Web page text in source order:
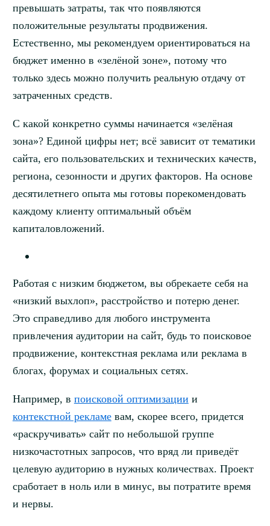
превышать затраты, так что появляются
положительные результаты продвижения.
Естественно, мы рекомендуем ориентироваться на
бюджет именно в «зелёной зоне», потому что
только здесь можно получить реальную отдачу от
затраченных средств.
С какой конкретно суммы начинается «зелёная
зона»? Единой цифры нет; всё зависит от тематики
сайта, его пользовательских и технических качеств,
региона, сезонности и других факторов. На основе
десятилетнего опыта мы готовы порекомендовать
каждому клиенту оптимальный объём
капиталовложений.
Работая с низким бюджетом, вы обрекаете себя на
«низкий выхлоп», расстройство и потерю денег.
Это справедливо для любого инструмента
привлечения аудитории на сайт, будь то поисковое
продвижение, контекстная реклама или реклама в
блогах, форумах и социальных сетях.
Например, в поисковой оптимизации и
контекстной рекламевам, скорее всего, придется
«раскручивать» сайт по небольшой группе
низкочастотных запросов, что вряд ли приведёт
целевую аудиторию в нужных количествах. Проект
сработает в ноль или в минус, вы потратите время
и нервы.